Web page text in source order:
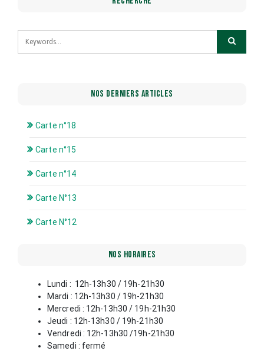
NOS DERNIERS ARTICLES
Carte n°18
Carte n°15
Carte n°14
Carte N°13
Carte N°12
NOS HORAIRES
Lundi : 12h-13h30 / 19h-21h30
Mardi : 12h-13h30 / 19h-21h30
Mercredi : 12h-13h30 / 19h-21h30
Jeudi : 12h-13h30 / 19h-21h30
Vendredi : 12h-13h30 /19h-21h30
Samedi : fermé